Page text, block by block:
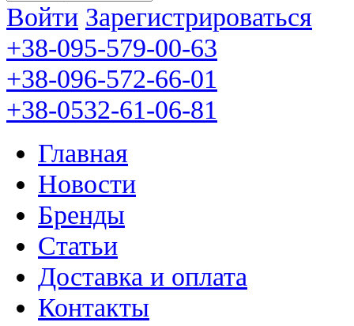
Войти Зарегистрироваться
+38-095-579-00-63
+38-096-572-66-01
+38-0532-61-06-81
Главная
Новости
Бренды
Статьи
Доставка и оплата
Контакты